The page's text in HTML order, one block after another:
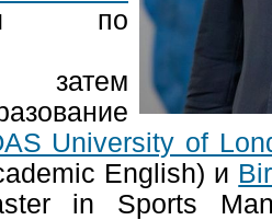
по
затем
University of
English) и
in Sports